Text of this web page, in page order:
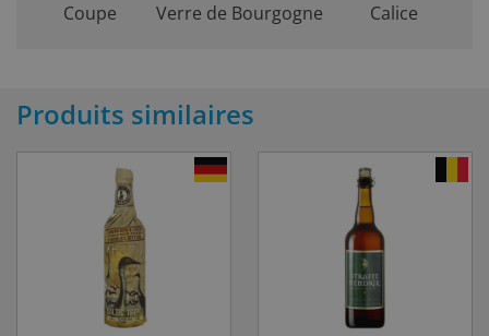
Coupe Verre de Bourgogne Calice
Produits similaires